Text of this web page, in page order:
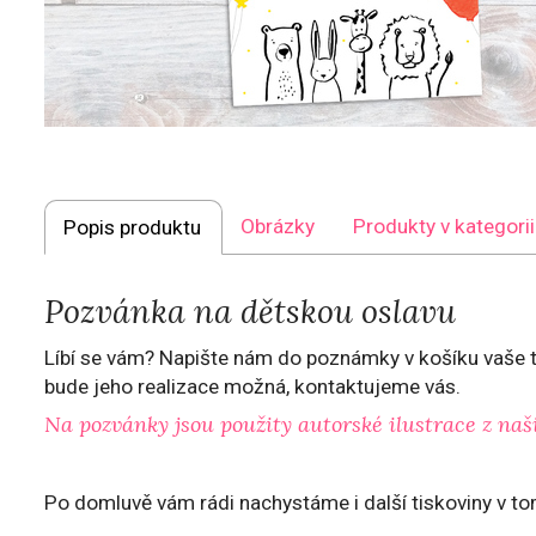
Popis produktu Obrázky Produkty v kategorii
Pozvánka na dětskou oslavu
Líbí se vám? Napište nám do poznámky v košíku
bude jeho realizace možná, kontaktujeme vás.
Na pozvánky jsou použity autorské ilustrace z
Po domluvě vám rádi nachystáme i další tiskoviny v